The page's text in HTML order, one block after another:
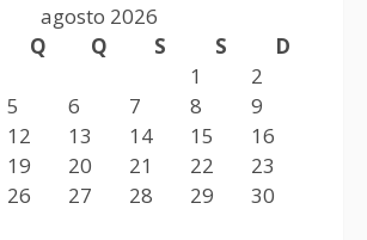
agosto 2026
Q Q S S
D
1
2
5 6 7 8
9
12 13 14 15
16
19 20 21 22
23
26 27 28 29
30